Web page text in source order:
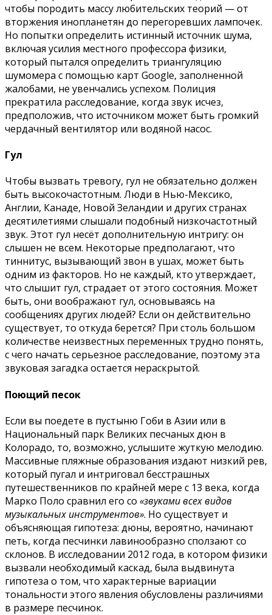
чтобы породить массу любительских теорий — от
вторжения инопланетян до перегоревших лампочек.
Но попытки определить истинный источник шума,
включая усилия местного профессора физики,
который пытался определить триангуляцию
шумомера с помощью карт Google, заполненной
жалобами, не увенчались успехом. Полиция
прекратила расследование, когда звук исчез,
предположив, что источником может быть громкий
чердачный вентилятор или водяной насос.
Гул
Чтобы вызвать тревогу, гул не обязательно должен
быть высокочастотным. Люди в Нью-Мексико,
Англии, Канаде, Новой Зеландии и других странах
десятилетиями слышали подобный низкочастотный
звук. Этот гул несёт дополнительную интригу: он
слышен не всем. Некоторые предполагают, что
тиннитус, вызывающий звон в ушах, может быть
одним из факторов. Но не каждый, кто утверждает,
что слышит гул, страдает от этого состояния. Может
быть, они воображают гул, основываясь на
сообщениях других людей? Если он действительно
существует, то откуда берется? При столь большом
количестве неизвестных переменных трудно понять,
с чего начать серьезное расследование, поэтому эта
звуковая загадка остается нераскрытой.
Поющий песок
Если вы поедете в пустыню Гоби в Азии или в
Национальный парк Великих песчаных дюн в
Колорадо, то, возможно, услышите жуткую мелодию.
Массивные пляжные образования издают низкий рев,
который пугал и интриговал бесстрашных
путешественников по крайней мере с 13 века, когда
Марко Поло сравнил его со «звуками всех видов
музыкальных инструментов». Но существует и
объясняющая гипотеза: дюны, вероятно, начинают
петь, когда песчинки лавинообразно сползают со
склонов. В исследовании 2012 года, в котором физики
вызвали необходимый каскад, была выдвинута
гипотеза о том, что характерные вариации
тональности этого явления обусловлены различиями
в размере песчинок.